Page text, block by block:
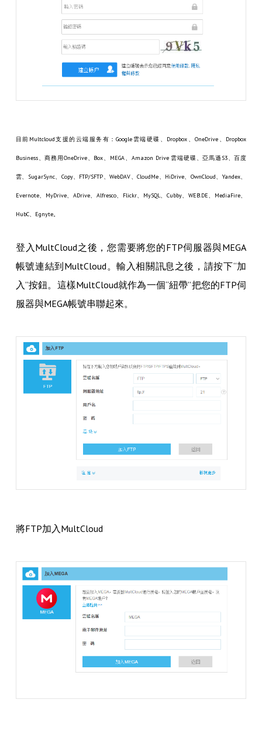
目前Multcloud支援的云端服务有：Google雲端硬碟、Dropbox、OneDrive、Dropbox
Business、商務用OneDrive、Box、MEGA、Amazon Drive 雲端硬碟、亞馬遜S3、百度
雲、SugarSync、Copy、FTP/SFTP、WebDAV、CloudMe、HiDrive、OwnCloud、Yandex、
Evernote、MyDrive、ADrive、Alfresco、Flickr、MySQL、Cubby、WEB.DE、MediaFire、
HubC、Egnyte。
登入MultCloud之後，您需要將您的FTP伺服器與MEGA
帳號連結到MultCloud。輸入相關訊息之後，請按下“加
入”按鈕。這樣MultCloud就作為一個“紐帶”把您的FTP伺
服器與MEGA帳號串聯起來。
將FTP加入MultCloud